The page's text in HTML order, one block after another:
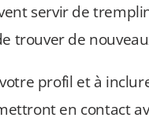
servir de
trouver de
profil et à
en contact